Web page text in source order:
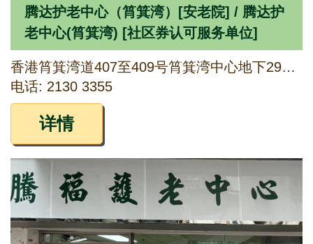
腾达护老中心（筲箕湾）[安老院] / 腾达护
老中心(筲箕湾) [社区券认可服务单位]
香港筲箕湾道407至409号筲箕湾中心地下29、30号铺及1字楼全层
电话: 2130 3355
详情